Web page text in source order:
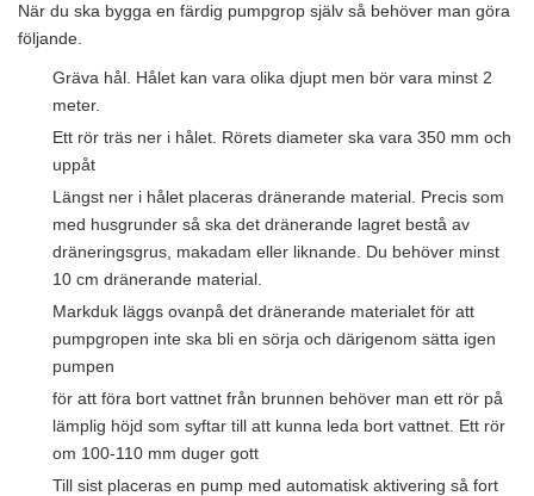
När du ska bygga en färdig pumpgrop själv så behöver man göra
följande.
Gräva hål. Hålet kan vara olika djupt men bör vara minst 2
meter.
Ett rör träs ner i hålet. Rörets diameter ska vara 350 mm och
uppåt
Längst ner i hålet placeras dränerande material. Precis som
med husgrunder så ska det dränerande lagret bestå av
dräneringsgrus, makadam eller liknande. Du behöver minst
10 cm dränerande material.
Markduk läggs ovanpå det dränerande materialet för att
pumpgropen inte ska bli en sörja och därigenom sätta igen
pumpen
för att föra bort vattnet från brunnen behöver man ett rör på
lämplig höjd som syftar till att kunna leda bort vattnet. Ett rör
om 100-110 mm duger gott
Till sist placeras en pump med automatisk aktivering så fort